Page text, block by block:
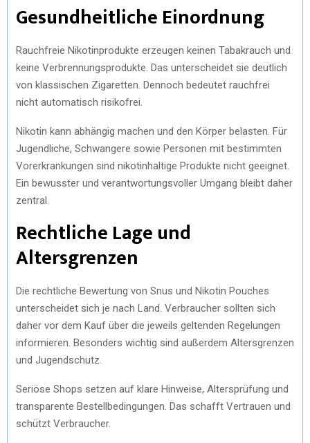
Gesundheitliche Einordnung
Rauchfreie Nikotinprodukte erzeugen keinen Tabakrauch und
keine Verbrennungsprodukte. Das unterscheidet sie deutlich
von klassischen Zigaretten. Dennoch bedeutet rauchfrei
nicht automatisch risikofrei.
Nikotin kann abhängig machen und den Körper belasten. Für
Jugendliche, Schwangere sowie Personen mit bestimmten
Vorerkrankungen sind nikotinhaltige Produkte nicht geeignet.
Ein bewusster und verantwortungsvoller Umgang bleibt daher
zentral.
Rechtliche Lage und
Altersgrenzen
Die rechtliche Bewertung von Snus und Nikotin Pouches
unterscheidet sich je nach Land. Verbraucher sollten sich
daher vor dem Kauf über die jeweils geltenden Regelungen
informieren. Besonders wichtig sind außerdem Altersgrenzen
und Jugendschutz.
Seriöse Shops setzen auf klare Hinweise, Altersprüfung und
transparente Bestellbedingungen. Das schafft Vertrauen und
schützt Verbraucher.